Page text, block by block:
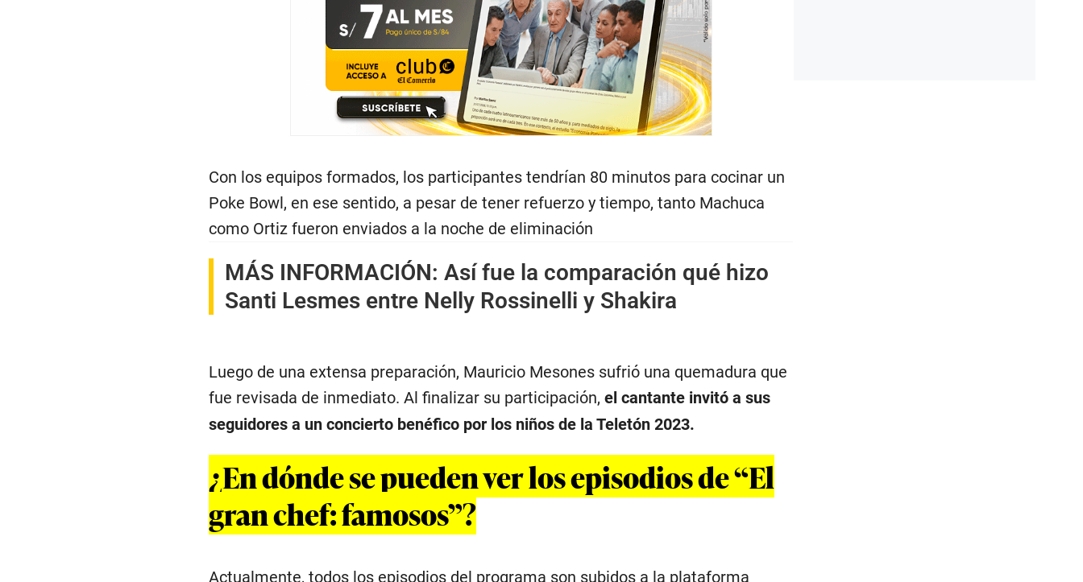
Con los equipos formados, los participantes tendrían 80 minutos para cocinar un
Poke Bowl, en ese sentido, a pesar de tener refuerzo y tiempo, tanto Machuca
como Ortiz fueron enviados a la noche de eliminación
MÁS INFORMACIÓN: Así fue la comparación qué hizo
Santi Lesmes entre Nelly Rossinelli y Shakira
Luego de una extensa preparación, Mauricio Mesones sufrió una quemadura que
fue revisada de inmediato. Al finalizar su participación, el cantante invitó a sus
seguidores a un concierto benéfico por los niños de la Teletón 2023.
¿En dónde se pueden ver los episodios de “El
gran chef: famosos”?
Actualmente, todos los episodios del programa son subidos a la plataforma